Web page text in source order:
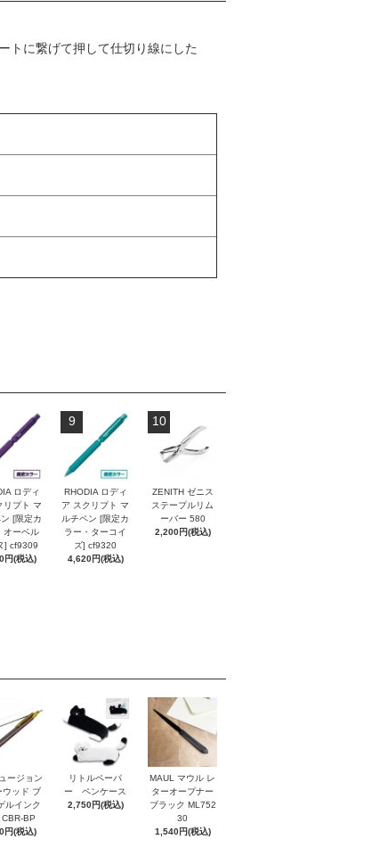
トに繋げて押して仕切り線にした
ロディ
リプト マ
[限定カ
オーベル
] cf9309
円(税込)
9
RHODIA ロディ
ア スクリプト マ
ルチペン [限定カ
ラー・ターコイ
ズ] cf9320
4,620円(税込)
10
ZENITH ゼニス
ステープルリム
ーバー 580
2,200円(税込)
ージョン
ウッド ブ
ルインク
BP
円(税込)
リトルペーパ
ー ペンケース
2,750円(税込)
MAUL マウル レ
ターオープナー
ブラック ML752
30
1,540円(税込)